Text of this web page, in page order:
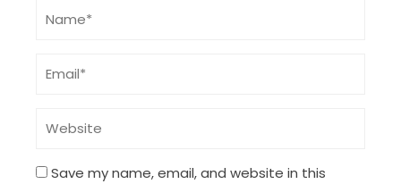
Save my name, email, and website in this